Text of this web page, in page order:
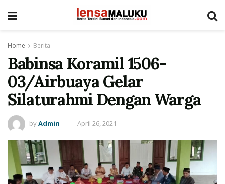
Home Berita
Babinsa Koramil 1506-
03/Airbuaya Gelar
Silaturahmi Dengan Warga
byAdmin April 26, 2021